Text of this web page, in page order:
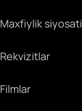
Maxfiylik siyosati
Rekvizitlar
Filmlar